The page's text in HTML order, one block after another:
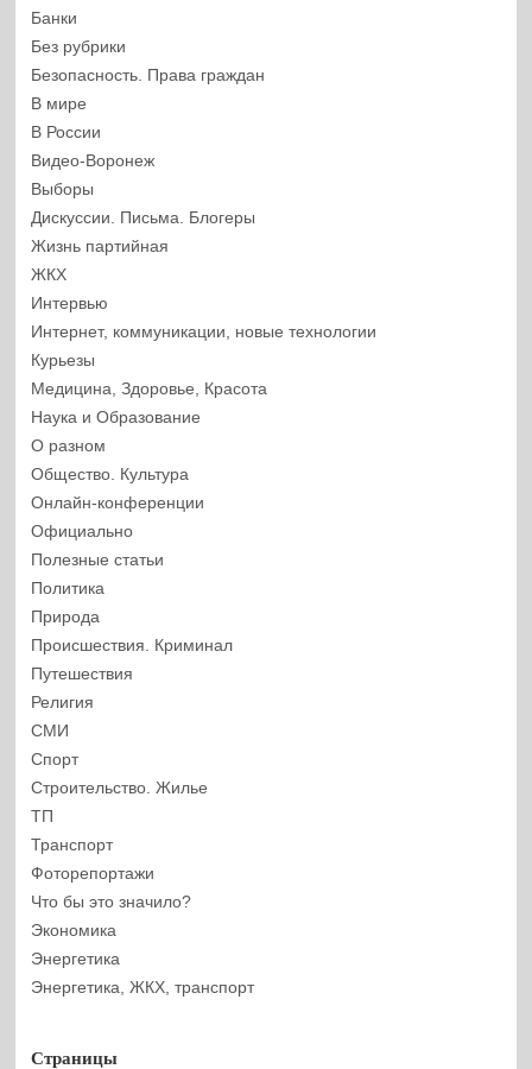
Банки
Без рубрики
Безопасность. Права граждан
В мире
В России
Видео-Воронеж
Выборы
Дискуссии. Письма. Блогеры
Жизнь партийная
ЖКХ
Интервью
Интернет, коммуникации, новые технологии
Курьезы
Медицина, Здоровье, Красота
Наука и Образование
О разном
Общество. Культура
Онлайн-конференции
Официально
Полезные статьи
Политика
Природа
Происшествия. Криминал
Путешествия
Религия
СМИ
Спорт
Строительство. Жилье
ТП
Транспорт
Фоторепортажи
Что бы это значило?
Экономика
Энергетика
Энергетика, ЖКХ, транспорт
Страницы